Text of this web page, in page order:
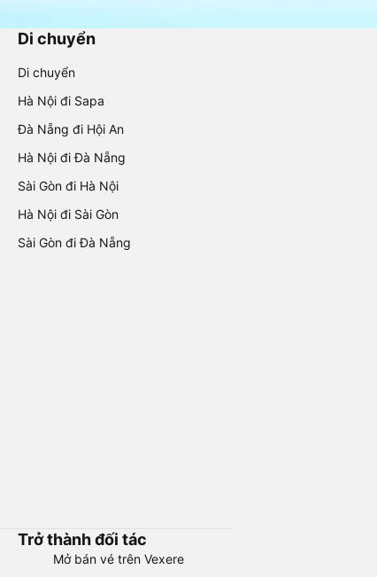
Di chuyển
Di chuyển
Hà Nội đi Sapa
Đà Nẵng đi Hội An
Hà Nội đi Đà Nẵng
Sài Gòn đi Hà Nội
Hà Nội đi Sài Gòn
Sài Gòn đi Đà Nẵng
Trở thành đối tác
Mở bán vé trên Vexere